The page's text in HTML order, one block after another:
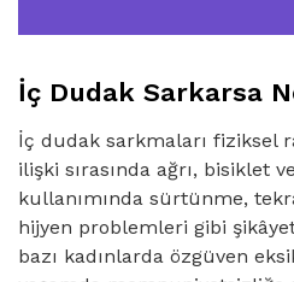
İç Dudak Sarkarsa
İç dudak sarkmaları fiziksel
ilişki sırasında ağrı, bisiklet
kullanımında sürtünme,
hijyen problemleri gibi
bazı kadınlarda özgüven